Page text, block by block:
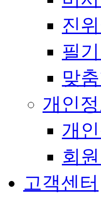
진
필
맞
개인
개
회
고객센터